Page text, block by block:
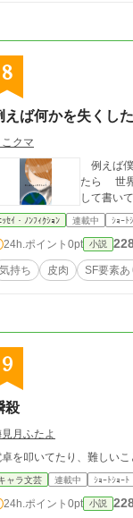
8
えば何かを失くし
クマ
例えば僕から何かを失くした
たら 世界はどう思うだろうか。 みんなは、何を思うだろうか。 __________ 後半は思いついた事をポエムと
して書い
ｯｾｲ・ﾉﾝﾌｨｸｼｮﾝ 連載中 ｼｮｰﾄ
24h.ポイント 0pt 小説
気持ち 皮肉 SF要素あ
9
殺
月ふたよ
ャラ文芸 連載中 ｼｮｰﾄｼｮｰﾄ
24h.ポイント 0pt 小説